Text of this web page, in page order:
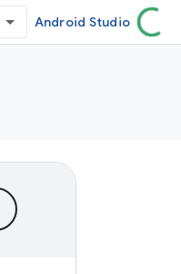
Android Studio